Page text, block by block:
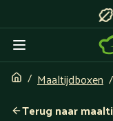
Maaltijdboxen
Terug naar